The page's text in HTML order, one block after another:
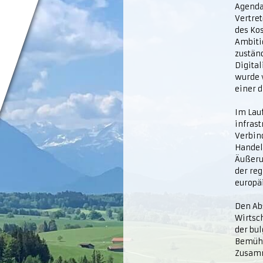
des
wurde
einer
Im
der
Den
der